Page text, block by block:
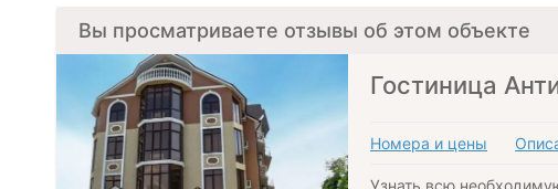
Вы просматриваете отзывы об этом объекте
Гостиница
Номера и цены
Узнать всю